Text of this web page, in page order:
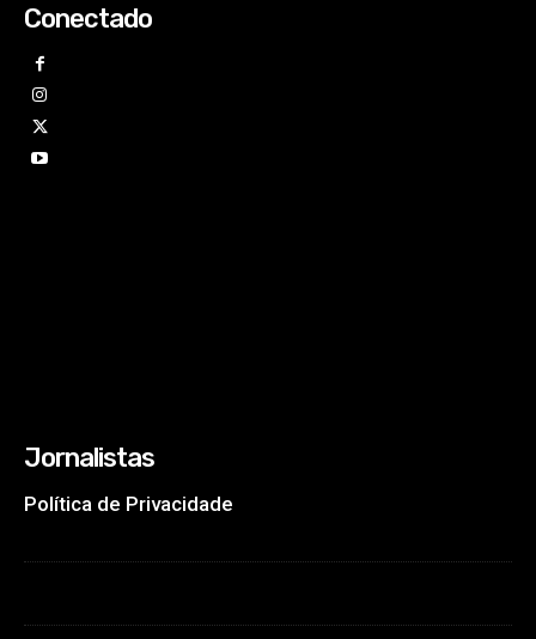
Conectado
Jornalistas
Política de Privacidade